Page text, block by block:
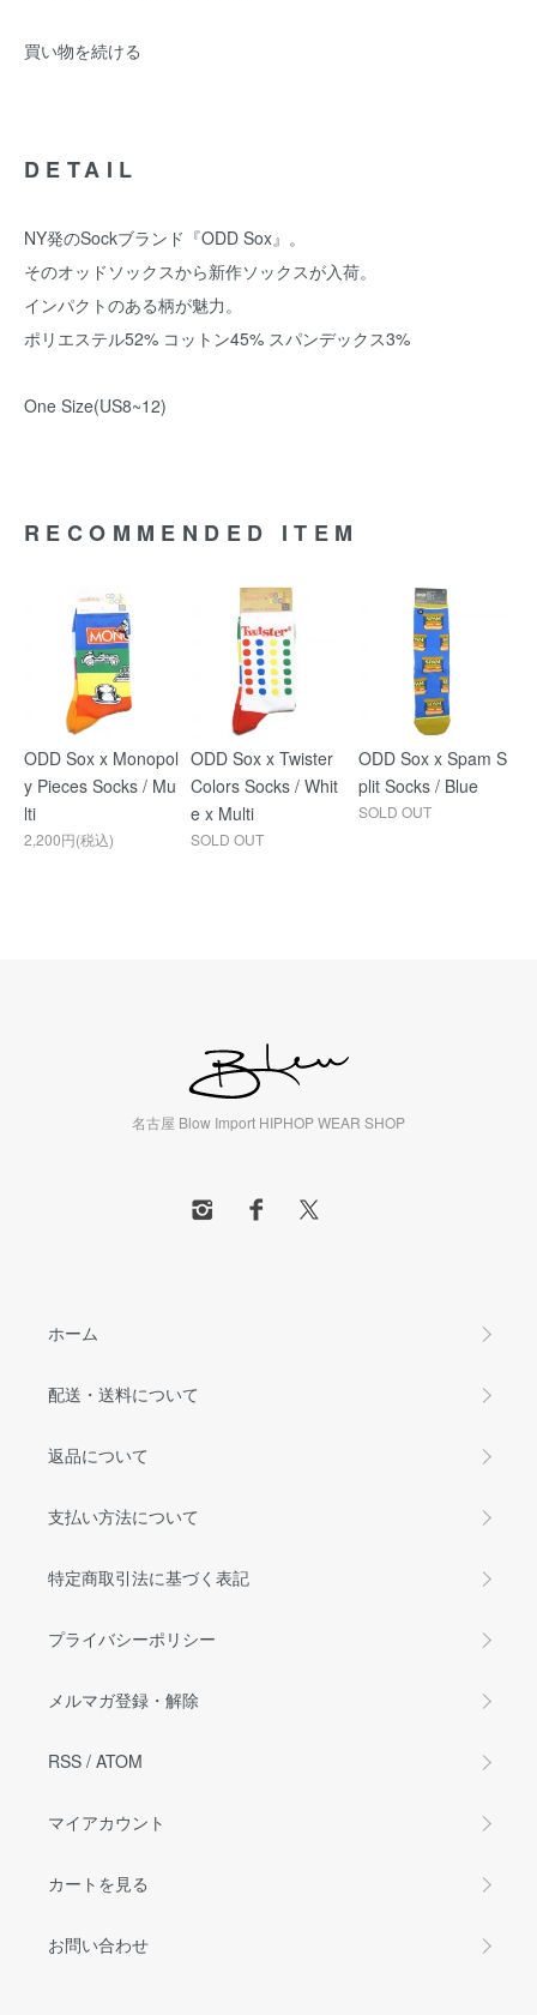
買い物を続ける
DETAIL
NY発のSockブランド『ODD Sox』。
そのオッドソックスから新作ソックスが入荷。
インパクトのある柄が魅力。
ポリエステル52% コットン45% スパンデックス3%
One Size(US8~12)
RECOMMENDED ITEM
ODD Sox x Monopol
y Pieces Socks / Mu
lti
2,200円(税込)
ODD Sox x Twister
Colors Socks / Whit
e x Multi
SOLD OUT
ODD Sox x Spam S
plit Socks / Blue
SOLD OUT
名古屋 Blow Import HIPHOP WEAR SHOP
ホーム
配送・送料について
返品について
支払い方法について
特定商取引法に基づく表記
プライバシーポリシー
メルマガ登録・解除
RSS / ATOM
マイアカウント
カートを見る
お問い合わせ